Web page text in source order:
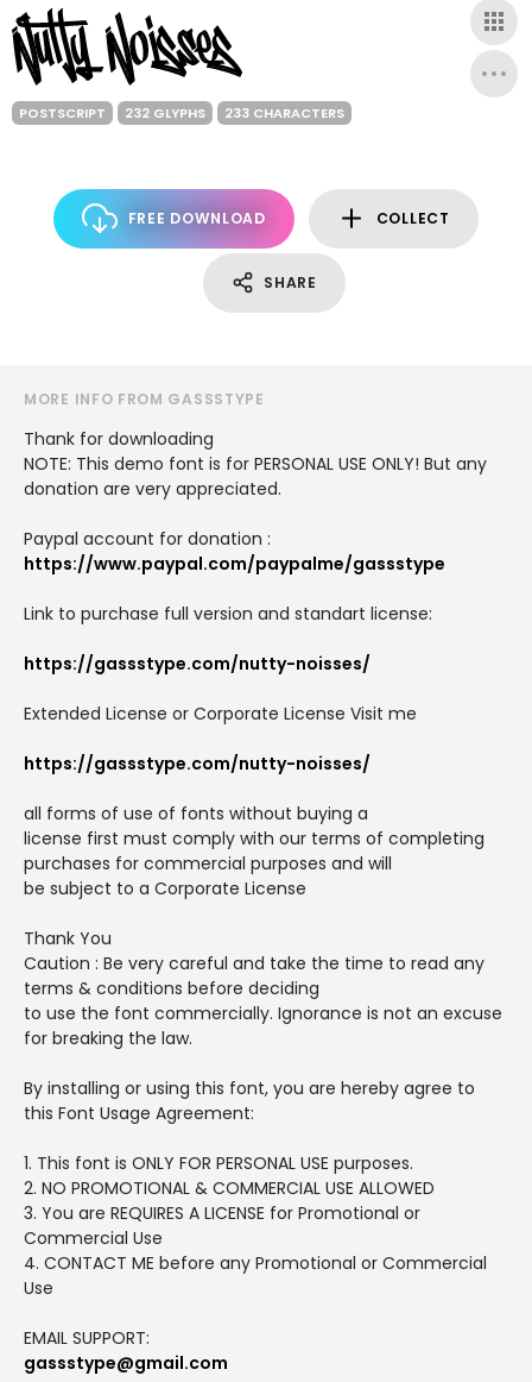
POSTSCRIPT 232 GLYPHS 233 CHARACTERS
FREE DOWNLOAD COLLECT
SHARE
MORE INFO FROM GASSSTYPE
Thank for downloading
NOTE: This demo font is for PERSONAL USE ONLY! But any
donation are very appreciated.
Paypal account for donation :
https://www.paypal.com/paypalme/gassstype
Link to purchase full version and standart license:
https://gassstype.com/nutty-noisses/
Extended License or Corporate License Visit me
https://gassstype.com/nutty-noisses/
all forms of use of fonts without buying a
license first must comply with our terms of completing
purchases for commercial purposes and will
be subject to a Corporate License
Thank You
Caution : Be very careful and take the time to read any
terms & conditions before deciding
to use the font commercially. Ignorance is not an excuse
for breaking the law.
By installing or using this font, you are hereby agree to
this Font Usage Agreement:
1. This font is ONLY FOR PERSONAL USE purposes.
2. NO PROMOTIONAL & COMMERCIAL USE ALLOWED
3. You are REQUIRES A LICENSE for Promotional or
Commercial Use
4. CONTACT ME before any Promotional or Commercial
Use
EMAIL SUPPORT:
gassstype@gmail.com